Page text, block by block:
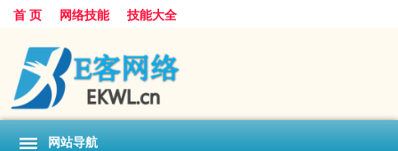
首 页 网络技能 技能大全
网站导航